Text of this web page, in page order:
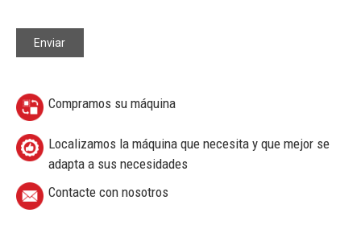
Compramos su máquina
Localizamos la máquina que necesita y que mejor se
adapta a sus necesidades
Contacte con nosotros